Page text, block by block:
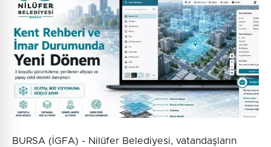
4 + 3 = ?
Gönder
BURSA (İGFA) - Nilüfer Belediyesi, vatandaşların